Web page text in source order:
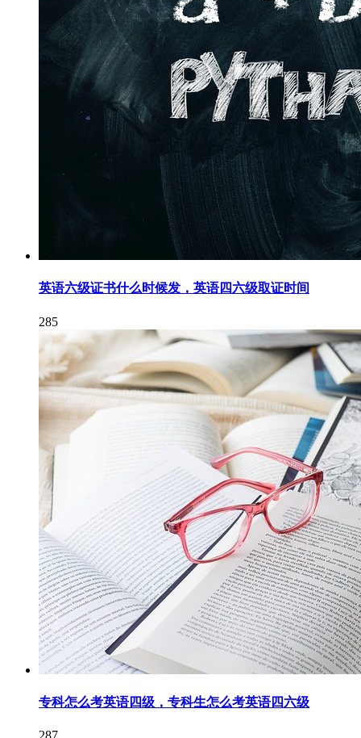
英语六级证书什么时候发，英语四六级取证时间
285
专科怎么考英语四级，专科生怎么考英语四六级
287